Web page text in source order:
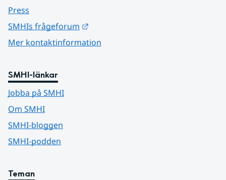
Press
SMHIs frågeforum
Mer kontaktinformation
SMHI-länkar
Jobba på SMHI
Om SMHI
SMHI-bloggen
SMHI-podden
Teman